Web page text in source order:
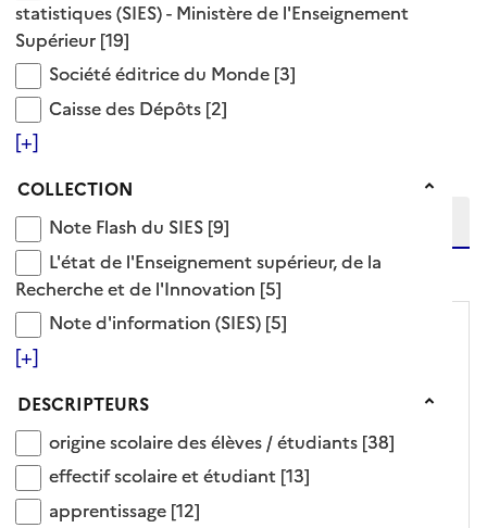
statistiques (SIES) - Ministère de l'Enseignement
Supérieur [19]
Société éditrice du Monde
Société éditrice du Monde [3]
Caisse des Dépôts
Caisse des Dépôts [2]
[+]
Collection
COLLECTION
Note Flash du SIES
Note Flash du SIES [9]
L'état de l'Enseignement supérieur, de la
L'état de l'Enseignement supérieur, de la
Recherche et de l'Innovation [5]
Note d'information (SIES)
Note d'information (SIES) [5]
[+]
Descripteurs
DESCRIPTEURS
origine scolaire des élèves / étudiants
origine scolaire des élèves / étudiants [38]
effectif scolaire et étudiant
effectif scolaire et étudiant [13]
apprentissage
apprentissage [12]
origine scolaire des élèves / étudiants
38 Documents disponibles dans cette catégorie
Tris disponibles (Ouverture d'une modale)
Ajouter le résultat au panier
Affiner la recherche
Etendre la recherche sur
niveau(x) vers le bas
RAPPORT/SYNTHÈSE